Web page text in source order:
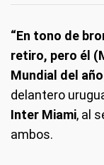
“En tono de
retiro, pero él
Mundial del
delantero
Inter Miami, al
ambos.